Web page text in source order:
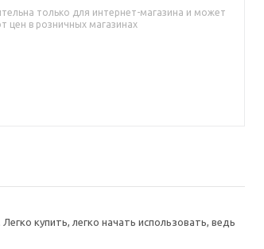
только для интернет-магазина и может
цен в розничных магазинах
купить, легко начать использовать, ведь